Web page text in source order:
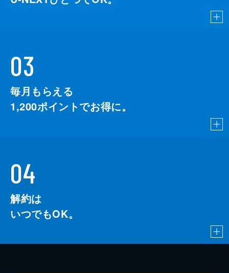
03
毎月もらえる
1,200ポイントでお得に。
04
解約は
いつでもOK。